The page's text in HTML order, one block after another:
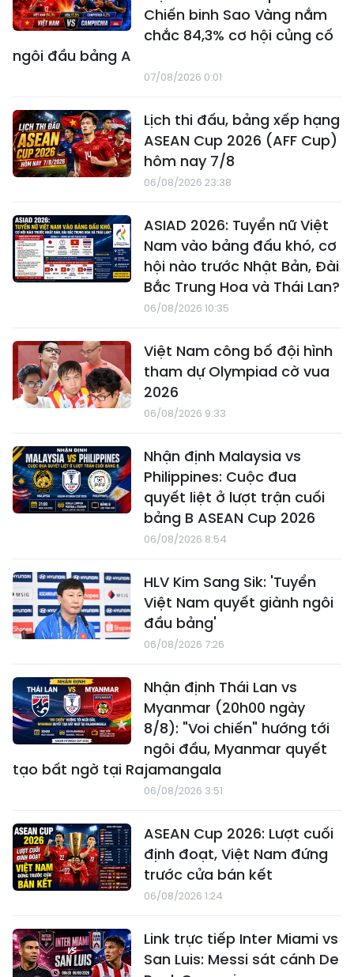
Chiến binh Sao Vàng nắm
chắc 84,3% cơ hội củng cố
ngôi đầu bảng A
07/08/2026 0:01
Lịch thi đấu, bảng xếp hạng
ASEAN Cup 2026 (AFF Cup)
hôm nay 7/8
06/08/2026 23:38
ASIAD 2026: Tuyển nữ Việt
Nam vào bảng đấu khó, cơ
hội nào trước Nhật Bản, Đài
Bắc Trung Hoa và Thái Lan?
06/08/2026 10:35
Việt Nam công bố đội hình
tham dự Olympiad cờ vua
2026
06/08/2026 9:33
Nhận định Malaysia vs
Philippines: Cuộc đua
quyết liệt ở lượt trận cuối
bảng B ASEAN Cup 2026
06/08/2026 8:54
HLV Kim Sang Sik: 'Tuyển
Việt Nam quyết giành ngôi
đầu bảng'
06/08/2026 7:26
Nhận định Thái Lan vs
Myanmar (20h00 ngày
8/8): "Voi chiến" hướng tới
ngôi đầu, Myanmar quyết
tạo bất ngờ tại Rajamangala
06/08/2026 3:51
ASEAN Cup 2026: Lượt cuối
định đoạt, Việt Nam đứng
trước cửa bán kết
06/08/2026 1:24
Link trực tiếp Inter Miami vs
San Luis: Messi sát cánh De